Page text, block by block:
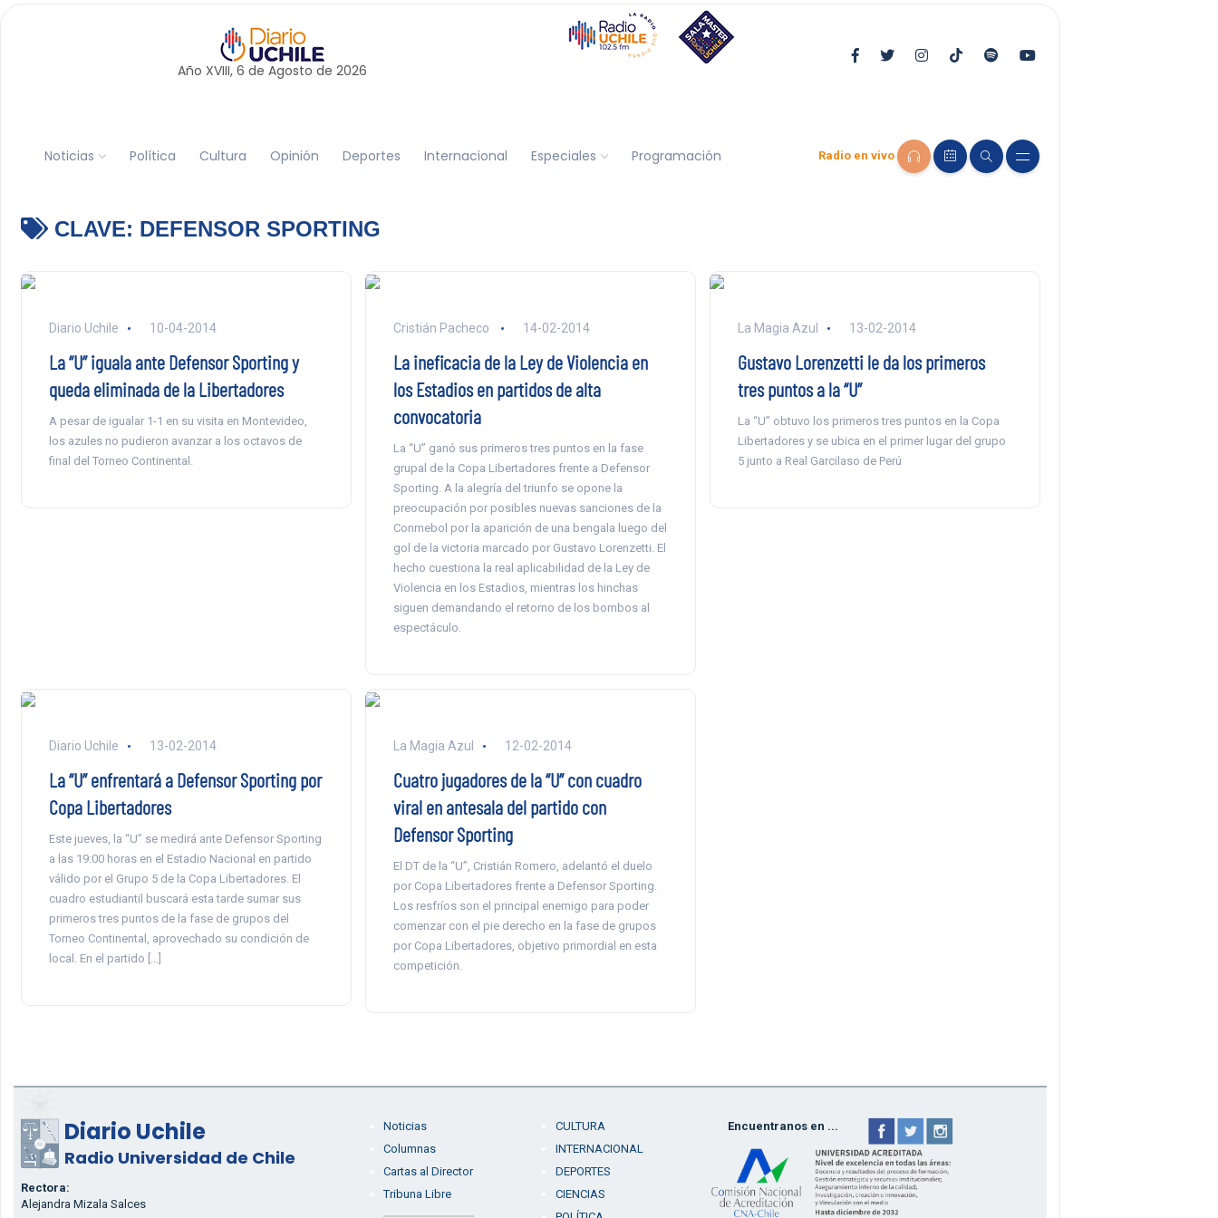
Año XVIII, 6 de Agosto de 2026
Noticias Política Cultura Opinión Deportes Internacional Especiales Programación Radio en vivo
CLAVE: DEFENSOR SPORTING
Diario Uchile 10-04-2014
La “U” iguala ante Defensor Sporting y
queda eliminada de la Libertadores
A pesar de igualar 1-1 en su visita en Montevideo,
los azules no pudieron avanzar a los octavos de
final del Torneo Continental.
Cristián Pacheco 14-02-2014
La ineficacia de la Ley de Violencia en
los Estadios en partidos de alta
convocatoria
La “U” ganó sus primeros tres puntos en la fase
grupal de la Copa Libertadores frente a Defensor
Sporting. A la alegría del triunfo se opone la
preocupación por posibles nuevas sanciones de la
Conmebol por la aparición de una bengala luego del
gol de la victoria marcado por Gustavo Lorenzetti. El
hecho cuestiona la real aplicabilidad de la Ley de
Violencia en los Estadios, mientras los hinchas
siguen demandando el retorno de los bombos al
espectáculo.
La Magia Azul 13-02-2014
Gustavo Lorenzetti le da los primeros
tres puntos a la “U”
La “U” obtuvo los primeros tres puntos en la Copa
Libertadores y se ubica en el primer lugar del grupo
5 junto a Real Garcilaso de Perú
Diario Uchile 13-02-2014
La “U” enfrentará a Defensor Sporting por
Copa Libertadores
Este jueves, la “U” se medirá ante Defensor Sporting
a las 19:00 horas en el Estadio Nacional en partido
válido por el Grupo 5 de la Copa Libertadores. El
cuadro estudiantil buscará esta tarde sumar sus
primeros tres puntos de la fase de grupos del
Torneo Continental, aprovechado su condición de
local. En el partido […]
La Magia Azul 12-02-2014
Cuatro jugadores de la “U” con cuadro
viral en antesala del partido con
Defensor Sporting
El DT de la “U”, Cristián Romero, adelantó el duelo
por Copa Libertadores frente a Defensor Sporting.
Los resfríos son el principal enemigo para poder
comenzar con el pie derecho en la fase de grupos
por Copa Libertadores, objetivo primordial en esta
competición.
Diario Uchile
Radio Universidad de Chile
Rectora:
Alejandra Mizala Salces
Noticias
Columnas
Cartas al Director
Tribuna Libre
CULTURA
INTERNACIONAL
DEPORTES
CIENCIAS
Encuentranos en ...